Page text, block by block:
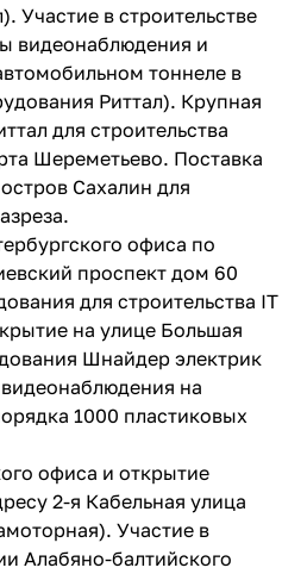
Участие в строительстве
видеонаблюдения и
тоннеле в
Риттал). Крупная
для строительства
Шереметьево. Поставка
Сахалин для
офиса по
проспект дом 60
для строительства IT
на улице Большая
Шнайдер электрик
на
1000 пластиковых
офиса и открытие
2-я Кабельная улица
Участие в
Алабяно-балтийского